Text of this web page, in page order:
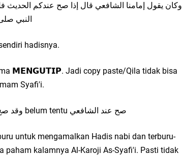
ﻭﻛﺎﻥ ﻳﻘﻮﻝ ﺇﻣﺎﻣﻨﺎ اﻟﺸﺎﻓﻌﻲ ﻗﺎﻝ ﺇﺫا ﺻﺢ ﻋﻨﺪﻛﻢ اﻟﺤﺪﻳﺚ
اﻟﻨﺒﻲ
hadisnya.
𝗠𝗘𝗡𝗚𝗨𝗧𝗜𝗣. Jadi copy paste/Qila tidak bisa
Syafi'i.
Maka nya kata Al-Karoji As-Syafi'i وقد صح عندي belum tentu صح عند الشافعي
untuk mengamalkan Hadis nabi dan terburu-
paham kalamnya Al-Karoji As-Syafi'i. Pasti tidak